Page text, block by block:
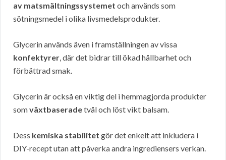
av matsmältningssystemet och används som
sötningsmedel i olika livsmedelsprodukter.
Glycerin används även i framställningen av vissa
konfektyrer, där det bidrar till ökad hållbarhet och
förbättrad smak.
Glycerin är också en viktig del i hemmagjorda produkter
somväxtbaseradetvål och löst vikt balsam.
Dess kemiska stabilitet gör det enkelt att inkludera i
DIY-recept utan att påverka andra ingrediensers verkan.